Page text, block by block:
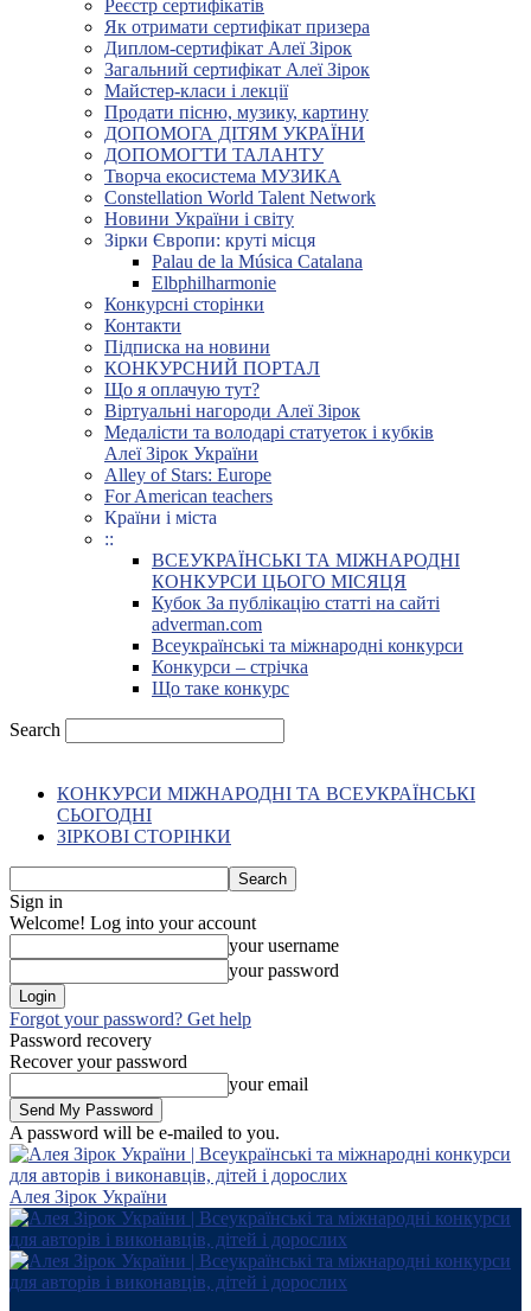
Реєстр сертифікатів
Як отримати сертифікат призера
Диплом-сертифікат Алеї Зірок
Загальний сертифікат Алеї Зірок
Майстер-класи і лекції
Продати пісню, музику, картину
ДОПОМОГА ДІТЯМ УКРАЇНИ
ДОПОМОГТИ ТАЛАНТУ
Творча екосистема МУЗИКА
Constellation World Talent Network
Новини України і світу
Зірки Європи: круті місця
Palau de la Música Catalana
Elbphilharmonie
Конкурсні сторінки
Контакти
Підписка на новини
КОНКУРСНИЙ ПОРТАЛ
Що я оплачую тут?
Віртуальні нагороди Алеї Зірок
Медалісти та володарі статуеток і кубків
Алеї Зірок України
Alley of Stars: Europe
For American teachers
Країни і міста
::
ВСЕУКРАЇНСЬКІ ТА МІЖНАРОДНІ
КОНКУРСИ ЦЬОГО МІСЯЦЯ
Кубок За публікацію статті на сайті
adverman.com
Всеукраїнські та міжнародні конкурси
Конкурси – стрічка
Що таке конкурс
Search
КОНКУРСИ МІЖНАРОДНІ ТА ВСЕУКРАЇНСЬКІ
СЬОГОДНІ
ЗІРКОВІ СТОРІНКИ
Sign in
Welcome! Log into your account
your username
your password
Forgot your password? Get help
Password recovery
Recover your password
your email
A password will be e-mailed to you.
Алея Зірок України